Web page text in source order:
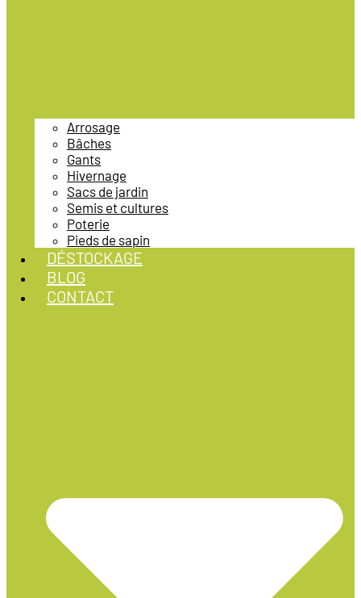
Arrosage
Bâches
Gants
Hivernage
Sacs de jardin
Semis et cultures
Poterie
Pieds de sapin
DÉSTOCKAGE
BLOG
CONTACT